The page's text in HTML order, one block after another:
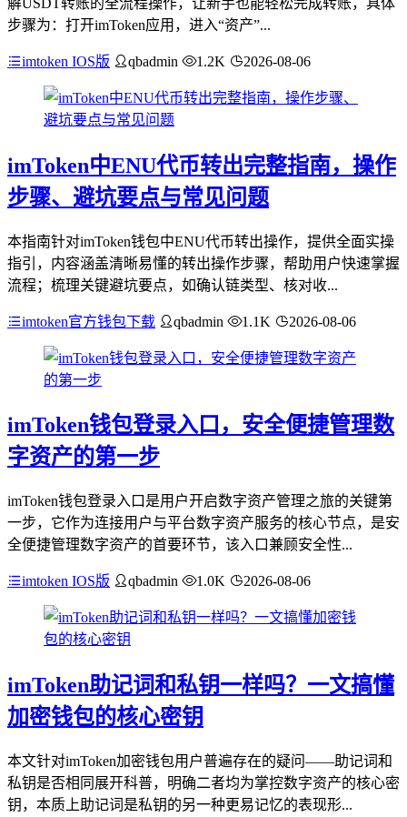
步骤为：打开imToken应用，进入“资产”...
imtoken IOS版 qbadmin 1.2K 2026-08-06
imToken中ENU代币转出完整指南，操作
步骤、避坑要点与常见问题
本指南针对imToken钱包中ENU代币转出操作，提供全面实操
指引，内容涵盖清晰易懂的转出操作步骤，帮助用户快速掌握
流程；梳理关键避坑要点，如确认链类型、核对收...
imtoken官方钱包下载 qbadmin 1.1K 2026-08-06
imToken钱包登录入口，安全便捷管理数
字资产的第一步
imToken钱包登录入口是用户开启数字资产管理之旅的关键第
一步，它作为连接用户与平台数字资产服务的核心节点，是安
全便捷管理数字资产的首要环节，该入口兼顾安全性...
imtoken IOS版 qbadmin 1.0K 2026-08-06
imToken助记词和私钥一样吗？一文搞懂
加密钱包的核心密钥
本文针对imToken加密钱包用户普遍存在的疑问——助记词和
私钥是否相同展开科普，明确二者均为掌控数字资产的核心密
钥，本质上助记词是私钥的另一种更易记忆的表现形...